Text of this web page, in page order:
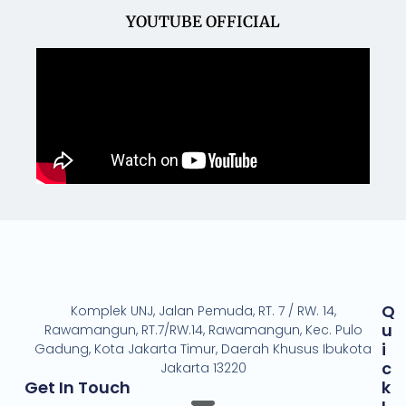
YOUTUBE OFFICIAL
Komplek UNJ, Jalan Pemuda, RT. 7 / RW. 14,
Rawamangun, RT.7/RW.14, Rawamangun, Kec. Pulo
Gadung, Kota Jakarta Timur, Daerah Khusus Ibukota
Jakarta 13220
Get In Touch
Q
U
I
C
K